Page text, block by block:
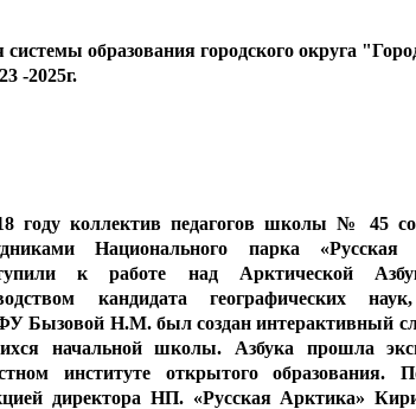
системы образования городского округа
-2025г.
году коллектив педагогов школы № 45
Национального парка «Русская
к работе над Арктической
кандидата географических
Бызовой Н.М. был создан интерактивный
начальной школы. Азбука прошла
институте открытого образования.
директора НП. «Русская Арктика»